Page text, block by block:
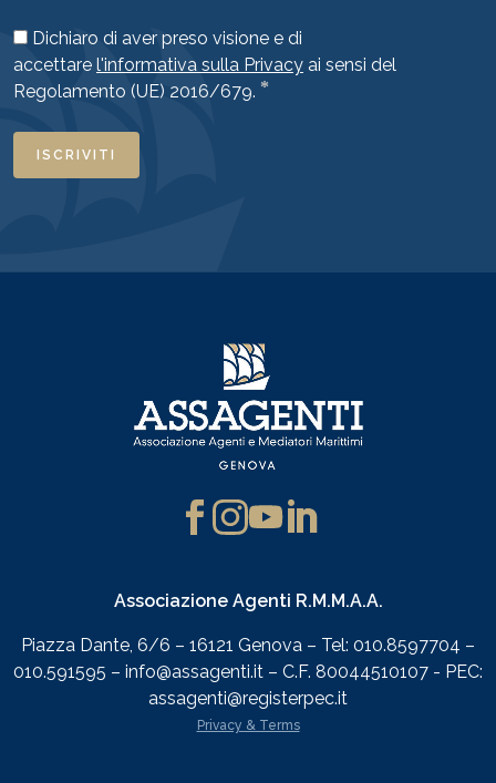
Dichiaro di aver preso visione e di
accettare l'informativa sulla Privacy ai sensi del
Regolamento (UE) 2016/679. *
ISCRIVITI
Associazione Agenti R.M.M.A.A.
Piazza Dante, 6/6 – 16121 Genova – Tel: 010.8597704 –
010.591595 – info@assagenti.it – C.F. 80044510107 - PEC:
assagenti@registerpec.it
Privacy & Terms